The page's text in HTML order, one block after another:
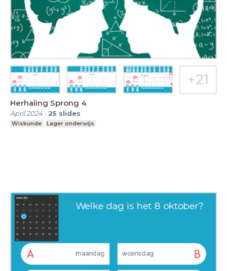
Herhaling Sprong 4
April 2024- 25 slides
Wiskunde Lager onderwijs